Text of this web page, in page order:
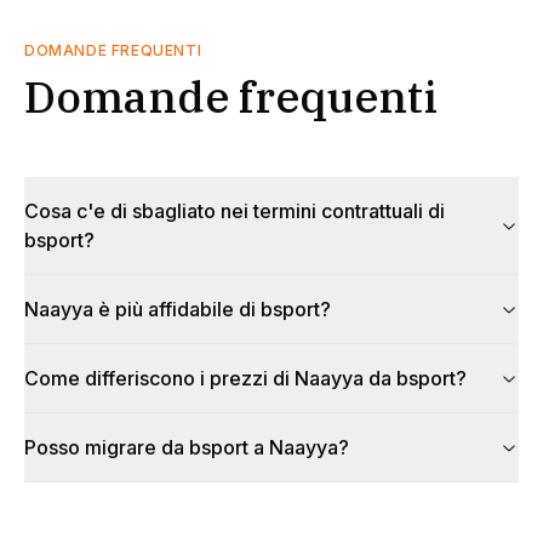
DOMANDE FREQUENTI
Domande frequenti
Cosa c'e di sbagliato nei termini contrattuali di
bsport?
Naayya è più affidabile di bsport?
Come differiscono i prezzi di Naayya da bsport?
Posso migrare da bsport a Naayya?